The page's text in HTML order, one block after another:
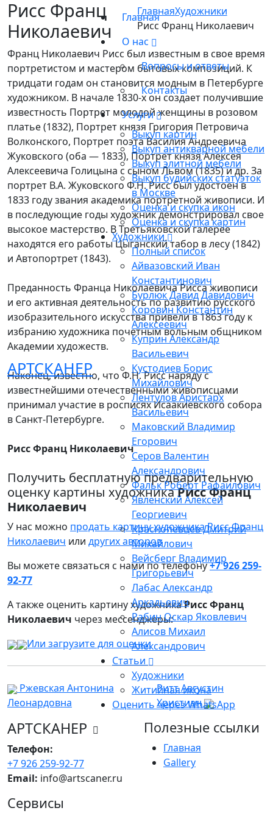
АРТСКАНЕР
Главная
О нас
Вопросы и ответы
Контакты
Услуги
Выкуп картин
Выкуп антикварной мебели
Выкуп элитной мебели
Выкуп будийских статуэток
в Москве
Оценка и скупка икон
Оценка и скупка картин
Художники
Полный список
Айвазовский Иван
Константинович
Бурлюк Давид Давидович
Коровин Константин
Алексеевич
Куприн Александр
Васильевич
Кустодиев Борис
Михайлович
Лентулов Аристарх
Васильевич
Маковский Владимир
Егорович
Серов Валентин
Александрович
Фальк Роберт Рафаилович
Явленский Алексей
Георгиевич
Краснопевцев Дмитрий
Михайлович
Вейсберг Владимир
Григорьевич
Лабас Александр
Аркадьевич
Рабин Оскар Яковлевич
Алисов Михаил
Александрович
Статьи
Художники
Житийная икона
Оценить через WhatsApp
Рисс Франц
Николаевич
ГлавнаяХудожники
Рисс Франц Николаевич
Франц Николаевич Рисс был известным в свое время
портретистом и мастером бытовых композиций. К
тридцати годам он становится модным в Петербурге
художником. В начале 1830-х он создает получившие
известность Портрет молодой женщины в розовом
платье (1832), Портрет князя Григория Петровича
Волконского, Портрет поэта Василия Андреевича
Жуковского (оба — 1833), Портрет князя Алексея
Алексеевича Голицына с сыном Львом (1835) и др. За
портрет В.А. Жуковского Ф.Н. Рисс был удостоен в
1833 году звания академика портретной живописи. И
в последующие годы художник демонстрировал свое
высокое мастерство. В Третьяковской галерее
находятся его работы Цыганский табор в лесу (1842)
и Автопортрет (1843).
Преданность Франца Николаевича Рисса живописи
и его активная деятельность по развитию русского
изобразительного искусства привели в 1863 году к
избранию художника почетным вольным общником
Академии художеств.
Наконец, известно, что Ф.Н. Рисс наряду с
известнейшими отечественными живописцами
принимал участие в росписях Исаакиевского собора
в Санкт-Петербурге.
Рисс Франц Николаевич
Получить бесплатную предварительную
оценку картины художникаРисс Франц
Николаевич
У нас можно продать картину художника Рисс Франц
Николаевич или других авторов
Вы можете связаться с нами по телефону+7 926 259-
92-77
А также оценить картину художникаРисс Франц
Николаевич через мессенджеры:
Или загрузите для оценки
Ржевская Антонина
Леонардовна
Ритт Августин
Христиан
АРТСКАНЕР
Телефон:
+7 926 259-92-77
Email: info@artscaner.ru
Полезные ссылки
Главная
Gallery
Сервисы